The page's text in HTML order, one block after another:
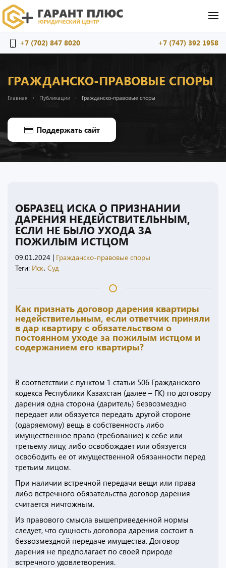
+7 (702) 847 8020 +7 (747) 392 1958
ГРАЖДАНСКО-ПРАВОВЫЕ СПОРЫ
Главная Публикации Гражданско-правовые споры
Поддержать сайт
ОБРАЗЕЦ ИСКА О ПРИЗНАНИИ
ДАРЕНИЯ НЕДЕЙСТВИТЕЛЬНЫМ,
ЕСЛИ НЕ БЫЛО УХОДА ЗА
ПОЖИЛЫМ ИСТЦОМ
09.01.2024 | Гражданско-правовые споры
Теги: Иск, Суд
Как признать договор дарения квартиры
недействительным, если ответчик приняли
в дар квартиру с обязательством о
постоянном уходе за пожилым истцом и
содержанием его квартиры?
В соответствии с пунктом 1 статьи 506 Гражданского
кодекса Республики Казахстан (далее – ГК) по договору
дарения одна сторона (даритель) безвозмездно
передает или обязуется передать другой стороне
(одаряемому) вещь в собственность либо
имущественное право (требование) к себе или
третьему лицу, либо освобождает или обязуется
освободить ее от имущественной обязанности перед
третьим лицом.
При наличии встречной передачи вещи или права
либо встречного обязательства договор дарения
считается ничтожным.
Из правового смысла вышеприведенной нормы
следует, что сущность договора дарения состоит в
безвозмездной передаче имущества. Договор
дарения не предполагает по своей природе
встречного удовлетворения.